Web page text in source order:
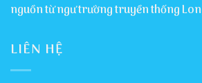
nguồn từ ngư trường truyền thống
LIÊN HỆ